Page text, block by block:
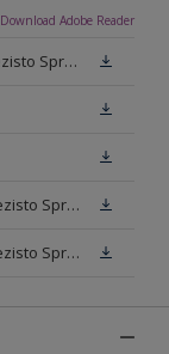
Download Adobe Reader
Technisch Informatieblad Rubbol BL Rezisto Spray (PDF)
Veiligheidsinformatieblad Rubbol BL Rezisto Spray W05 (MSDS)
Veiligheidsinformatieblad Rubbol BL Rezisto Spray N00 (MSDS)